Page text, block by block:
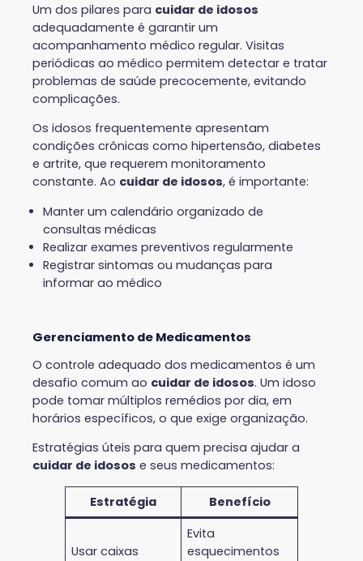
Um dos pilares para cuidar de idosos
adequadamente é garantir um
acompanhamento médico regular. Visitas
periódicas ao médico permitem detectar e tratar
problemas de saúde precocemente, evitando
complicações.
Os idosos frequentemente apresentam
condições crônicas como hipertensão, diabetes
e artrite, que requerem monitoramento
constante. Ao cuidar de idosos, é importante:
Manter um calendário organizado de
consultas médicas
Realizar exames preventivos regularmente
Registrar sintomas ou mudanças para
informar ao médico
Gerenciamento de Medicamentos
O controle adequado dos medicamentos é um
desafio comum ao cuidar de idosos. Um idoso
pode tomar múltiplos remédios por dia, em
horários específicos, o que exige organização.
Estratégias úteis para quem precisa ajudar a
cuidar de idosos e seus medicamentos:
Estratégia Benefício
Usar caixas
Evita
esquecimentos